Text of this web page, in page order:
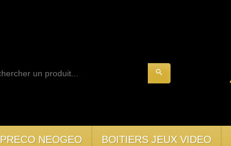
search
PRECO NEOGEO BOITIERS JEUX VIDEO